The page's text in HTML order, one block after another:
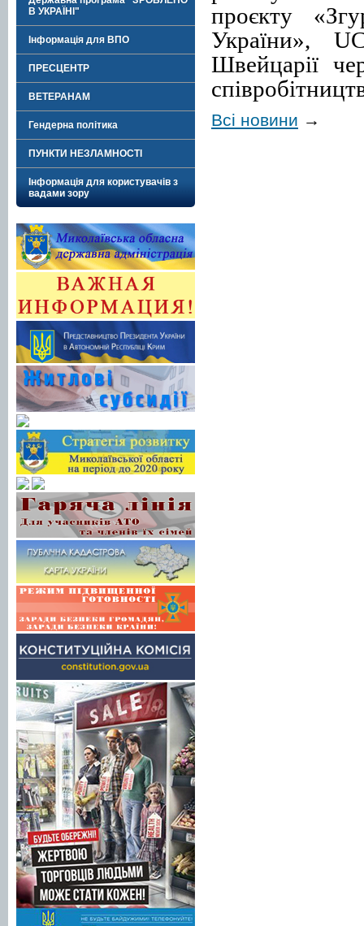
В УКРАЇНІ"
Інформація для ВПО
ПРЕСЦЕНТР
ВЕТЕРАНАМ
Гендерна політика
ПУНКТИ НЕЗЛАМНОСТІ
Інформація для користувачів з
вадами зору
проєкту
України»,
Швейцарії
Всі новини →